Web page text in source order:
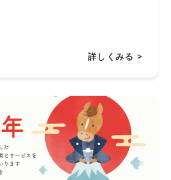
詳しくみる >